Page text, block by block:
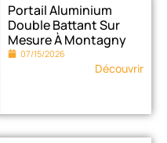
Portail Aluminium
Double Battant Sur
Mesure À Montagny
07/15/2026
Découvrir